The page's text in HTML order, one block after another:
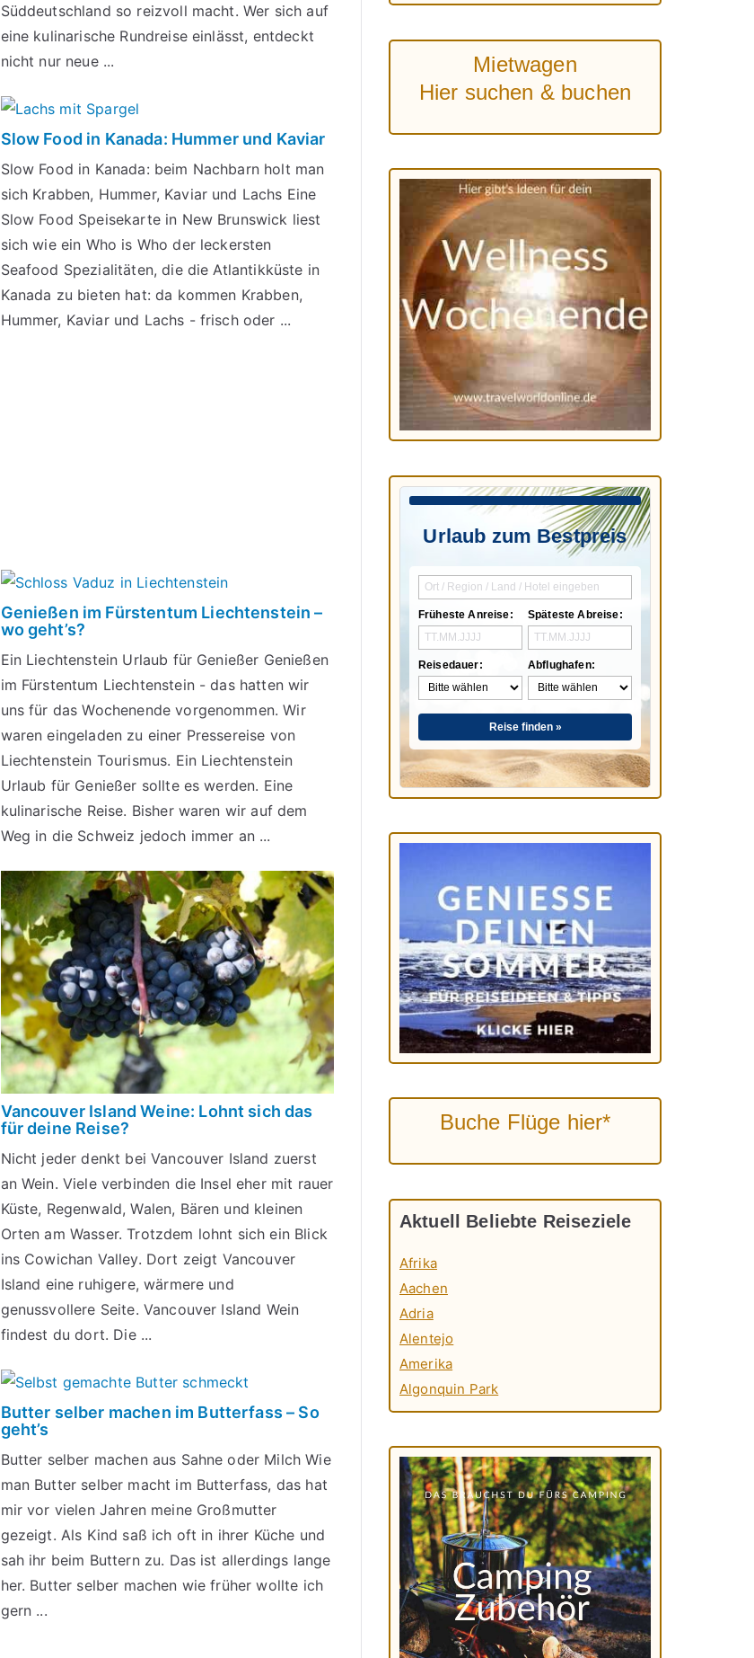
Süddeutschland so reizvoll macht. Wer sich auf
eine kulinarische Rundreise einlässt, entdeckt
nicht nur neue ...
Slow Food in Kanada: Hummer und Kaviar
Slow Food in Kanada: beim Nachbarn holt man
sich Krabben, Hummer, Kaviar und Lachs Eine
Slow Food Speisekarte in New Brunswick liest
sich wie ein Who is Who der leckersten
Seafood Spezialitäten, die die Atlantikküste in
Kanada zu bieten hat: da kommen Krabben,
Hummer, Kaviar und Lachs - frisch oder ...
Genießen im Fürstentum Liechtenstein –
wo geht’s?
Ein Liechtenstein Urlaub für Genießer Genießen
im Fürstentum Liechtenstein - das hatten wir
uns für das Wochenende vorgenommen. Wir
waren eingeladen zu einer Pressereise von
Liechtenstein Tourismus. Ein Liechtenstein
Urlaub für Genießer sollte es werden. Eine
kulinarische Reise. Bisher waren wir auf dem
Weg in die Schweiz jedoch immer an ...
Vancouver Island Weine: Lohnt sich das
für deine Reise?
Nicht jeder denkt bei Vancouver Island zuerst
an Wein. Viele verbinden die Insel eher mit rauer
Küste, Regenwald, Walen, Bären und kleinen
Orten am Wasser. Trotzdem lohnt sich ein Blick
ins Cowichan Valley. Dort zeigt Vancouver
Island eine ruhigere, wärmere und
genussvollere Seite. Vancouver Island Wein
findest du dort. Die ...
Butter selber machen im Butterfass – So
geht’s
Butter selber machen aus Sahne oder Milch Wie
man Butter selber macht im Butterfass, das hat
mir vor vielen Jahren meine Großmutter
gezeigt. Als Kind saß ich oft in ihrer Küche und
sah ihr beim Buttern zu. Das ist allerdings lange
her. Butter selber machen wie früher wollte ich
gern ...
Mietwagen
Hier suchen & buchen
Urlaub zum Bestpreis
Früheste Anreise:
Reisedauer:
Späteste Abreise:
Abflughafen:
Reise finden »
Buche Flüge hier*
Aktuell Beliebte Reiseziele
Afrika
Aachen
Adria
Alentejo
Amerika
Algonquin Park